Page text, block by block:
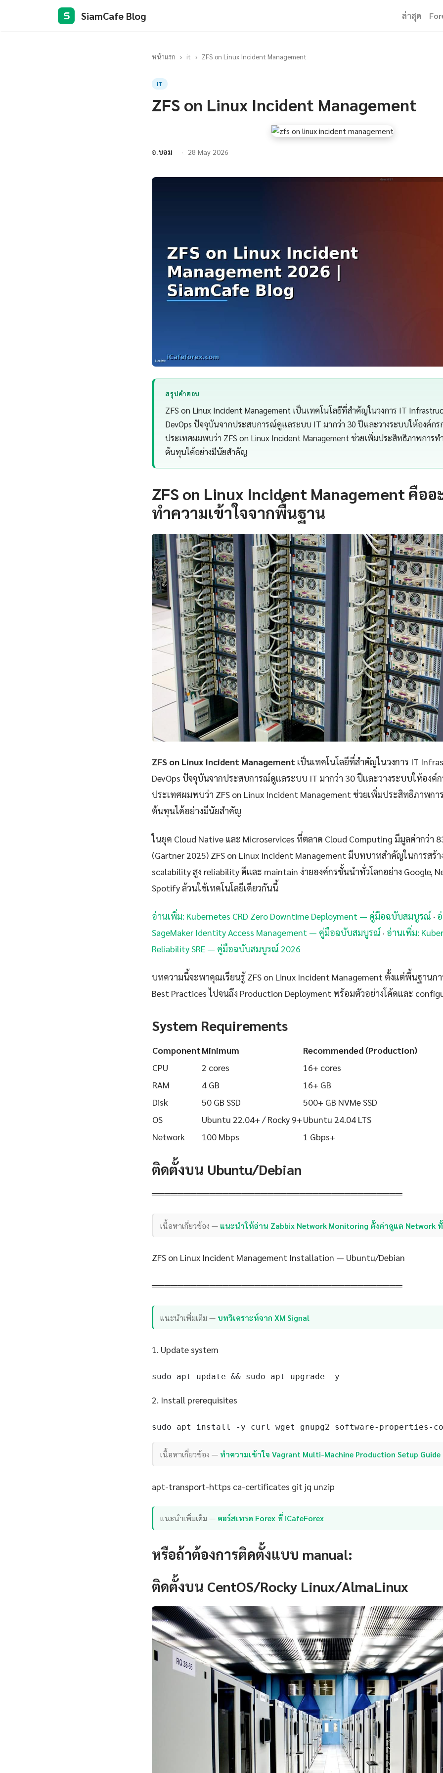
S SiamCafe Blog ล่าสุด
หน้าแรก › it › ZFS on Linux Incident Management
IT
ZFS on Linux Incident Management
อ.บอม 28 May 2026
สรุปคำตอบ
ZFS on Linux Incident Management เป็นเทคโนโลยีที่สำคัญในวงการ IT
DevOps ปัจจุบันจากประสบการณ์ดูแลระบบ IT มากว่า 30 ปีและวางระบบให้องค์กร
ประเทศผมพบว่า ZFS on Linux Incident Management ช่วยเพิ่มประสิทธิภาพการ
ต้นทุนได้อย่างมีนัยสำคัญ
ZFS on Linux Incident Management คืออ
ทำความเข้าใจจากพื้นฐาน
ZFS on Linux Incident Management เป็นเทคโนโลยีที่สำคัญในวงการ IT
DevOps ปัจจุบันจากประสบการณ์ดูแลระบบ IT มากว่า 30 ปีและวางระบบให้องค์
ประเทศผมพบว่า ZFS on Linux Incident Management ช่วยเพิ่มประสิทธิภาพกา
ต้นทุนได้อย่างมีนัยสำคัญ
ในยุค Cloud Native และ Microservices ที่ตลาด Cloud Computing มีมูลค่ากว่า
(Gartner 2025) ZFS on Linux Incident Management มีบทบาทสำคัญในการสร้
scalability สูง reliability ดีและ maintain ง่ายองค์กรชั้นนำทั่วโลกอย่าง Google,
Spotify ล้วนใช้เทคโนโลยีเดียวกันนี้
อ่านเพิ่ม: Kubernetes CRD Zero Downtime Deployment — คู่มือฉบับสมบูรณ์ ·
SageMaker Identity Access Management — คู่มือฉบับสมบูรณ์ · อ่านเพิ่ม:
Reliability SRE — คู่มือฉบับสมบูรณ์ 2026
บทความนี้จะพาคุณเรียนรู้ ZFS on Linux Incident Management ตั้งแต่พื้นฐานก
Best Practices ไปจนถึง Production Deployment พร้อมตัวอย่างโค้ดและ
System Requirements
ComponentMinimum
Recommended (Production)
CPU
2 cores
16+ cores
RAM
4 GB
16+ GB
Disk
50 GB SSD
500+ GB NVMe SSD
OS
Ubuntu 22.04+ / Rocky 9+Ubuntu 24.04 LTS
Network
100 Mbps 1 Gbps+
ติดตั้งบน Ubuntu/Debian
═══════════════════════════════════════
เนื้อหาเกี่ยวข้อง — แนะนำให้อ่าน Zabbix Network Monitoring ตั้งค่าดูแล Network
ZFS on Linux Incident Management Installation — Ubuntu/Debian
═══════════════════════════════════════
แนะนำเพิ่มเติม — บทวิเคราะห์จาก XM Signal
1. Update system
sudo apt update && sudo apt upgrade -y
2. Install prerequisites
sudo apt install -y curl wget gnupg2 software-properties-
เนื้อหาเกี่ยวข้อง — ทำความเข้าใจ Vagrant Multi-Machine Production Setup Guide
apt-transport-https ca-certificates git jq unzip
แนะนำเพิ่มเติม — คอร์สเทรด Forex ที่ iCafeForex
หรือถ้าต้องการติดตั้งแบบ manual:
ติดตั้งบน CentOS/Rocky Linux/AlmaLinux